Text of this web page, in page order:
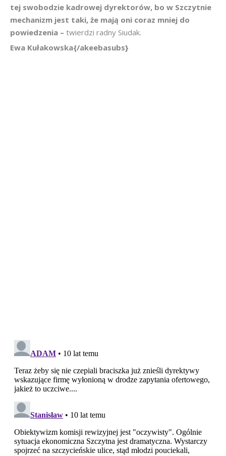
tej swobodzie kadrowej dyrektorów, bo w Szczytnie
mechanizm jest taki, że mają oni coraz mniej do
powiedzenia – twierdzi radny Siudak.
Ewa Kułakowska{/akeebasubs}